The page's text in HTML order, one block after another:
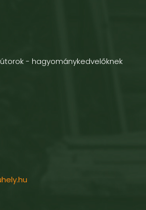
- hagyománykedvelőknek